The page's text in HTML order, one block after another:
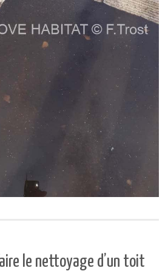
le nettoyage d’un toit